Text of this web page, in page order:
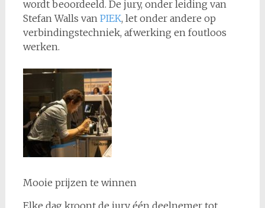
wordt beoordeeld. De jury, onder leiding van
Stefan Walls van PIEK, let onder andere op
verbindingstechniek, afwerking en foutloos
werken.
Mooie prijzen te winnen
Elke dag kroont de jury één deelnemer tot